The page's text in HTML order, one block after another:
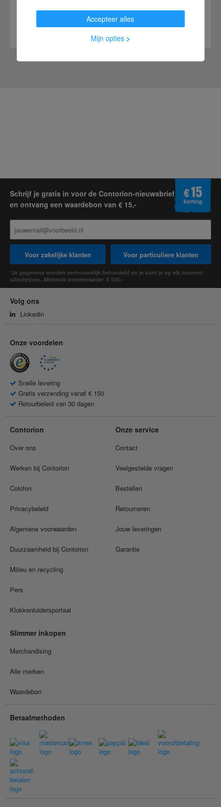
E-mail schrijven
Schrijf je gratis in voor de Contorion-nieuwsbrief
en ontvang een waardebon van € 15,-
Voor zakelijke klanten Voor particuliere klanten
*Je gegevens worden vertrouwelijk behandeld en je kunt je op elk moment
uitschrijven. Minimale bestelwaarde: € 100,-
Volg ons
Linkedin
Onze voordelen
Snelle levering
Gratis verzending vanaf € 150
Retourbeleid van 30 dagen
Contorion
Over ons
Werken bij Contorion
Colofon
Privacybeleid
Algemene voorwaarden
Duurzaamheid bij Contorion
Milieu en recycling
Pers
Klokkenluidersportaal
Onze service
Contact
Veelgestelde vragen
Bestellen
Retourneren
Jouw leveringen
Garantie
Slimmer inkopen
Merchandising
Alle merken
Waardebon
Betaalmethoden
Accepteer alles
Mijn opties >